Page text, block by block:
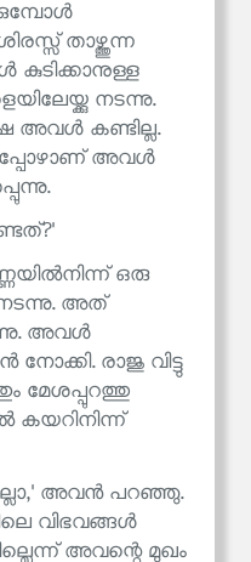
താഴ്ത്തുന്ന
നടന്നു.
അവൾ കണ്ടില്ല.
അവൾ
ഒരു
അത്
അവൾ
നോക്കി. രാജു വിട്ടു
മേശപ്പുറത്തു
കയറിനിന്ന്
അവൻ പറഞ്ഞു.
വിഭവങ്ങൾ
അവന്റെ മുഖം